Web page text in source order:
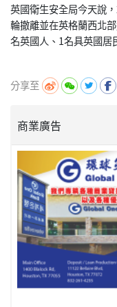
英國衛生安全局今天說
輪撤離並在英格蘭西北
名英國人、1名具英國居
分享至
商業廣告